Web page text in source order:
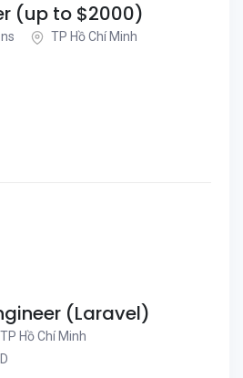
(up to $2000)
TP Hồ Chí Minh
(Laravel)
TP Hồ Chí Minh